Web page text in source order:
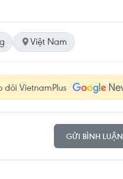
Việt Nam
dõi VietnamPlus
GỬI BÌNH LUẬN